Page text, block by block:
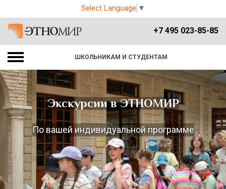
Select Language ▼
+7 495 023-85-85
ШКОЛЬНИКАМ И СТУДЕНТАМ
Экскурсии в ЭТНОМИР
По вашей индивидуальной программе